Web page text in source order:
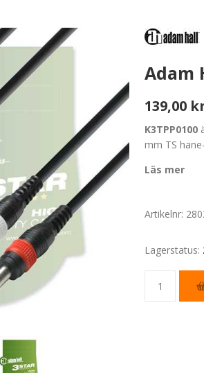
Adam
139,00
K3TPP0100
mm TS
Läs mer
Artikelnr:
Lagerstatus: